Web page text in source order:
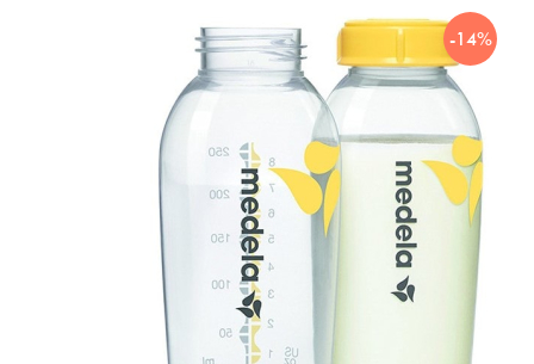
-14%
Payez en 3 ou 4 fois SANS FRAIS à partir de 100
Expédition sous 24 à 48 heures ouvrées*